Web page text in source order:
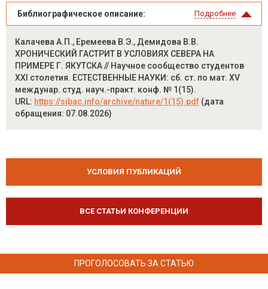
Библиографическое описание: Подробнее
Калачева А.П., Еремеева В.Э., Демидова В.В.
ХРОНИЧЕСКИЙ ГАСТРИТ В УСЛОВИЯХ СЕВЕРА НА
ПРИМЕРЕ Г. ЯКУТСКА // Научное сообщество студентов
XXI столетия. ЕСТЕСТВЕННЫЕ НАУКИ: сб. ст. по мат. XV
междунар. студ. науч.-практ. конф. № 1(15).
URL: https://sibac.info/archive/nature/1(15).pdf (дата
обращения: 07.08.2026)
УСЛОВИЯ ПУБЛИКАЦИЙ
ВСЕ СТАТЬИ КОНФЕРЕНЦИИ
ПРОГОЛОСОВАТЬ ЗА СТАТЬЮ